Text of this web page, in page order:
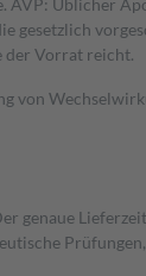
AVP: Üblicher
der Vorrat reicht.
genaue